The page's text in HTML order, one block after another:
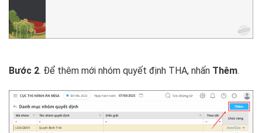
Bước 2. Để thêm mới nhóm quyết định THA, nhấn Thêm.